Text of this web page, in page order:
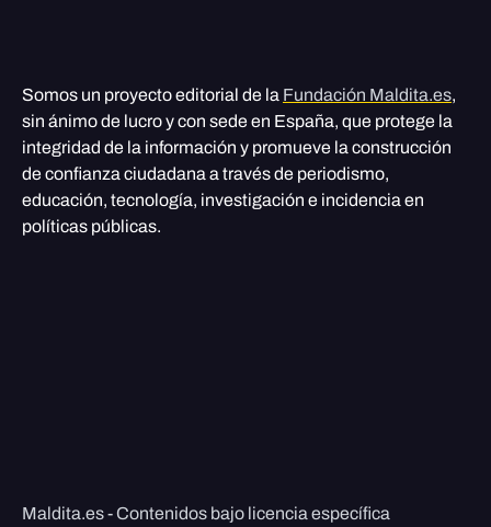
Somos un proyecto editorial de la Fundación Maldita.es,
sin ánimo de lucro y con sede en España, que protege la
integridad de la información y promueve la construcción
de confianza ciudadana a través de periodismo,
educación, tecnología, investigación e incidencia en
políticas públicas.
Maldita.es - Contenidos bajo licencia específica